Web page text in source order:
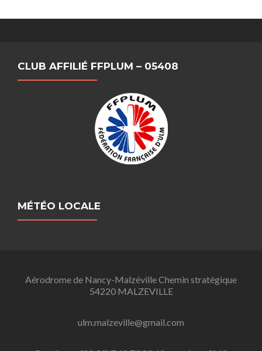
CLUB AFFILIÉ FFPLUM – 05408
MÉTÉO LOCALE
Aérodrome de Nancy-Malzéville Chemin stratégique
54220 MALZEVILLE
ulm.malzeville@gmail.com